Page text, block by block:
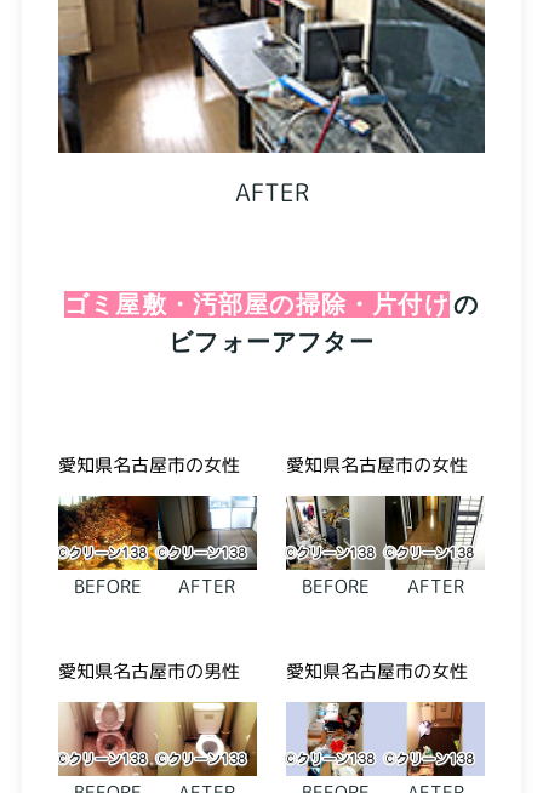
AFTER
ゴミ屋敷・汚部屋の掃除・片付け の
ビフォーアフター
愛知県名古屋市の女性
BEFORE AFTER
愛知県名古屋市の女性
BEFORE AFTER
愛知県名古屋市の男性 愛知県名古屋市の女性